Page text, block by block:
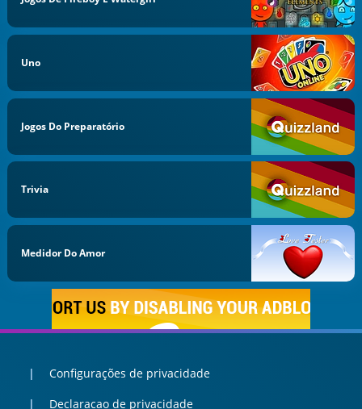
Uno
Jogos Do Preparatório
Trivia
Medidor Do Amor
Configurações de privacidade
Declaracao de privacidade